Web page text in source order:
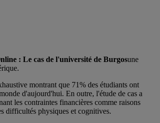
: Le cas de l'université de Burgosune
montrant que 71% des étudiants ont
d'aujourd'hui. En outre, l'étude de cas a
les contraintes financières comme raisons
difficultés physiques et cognitives.